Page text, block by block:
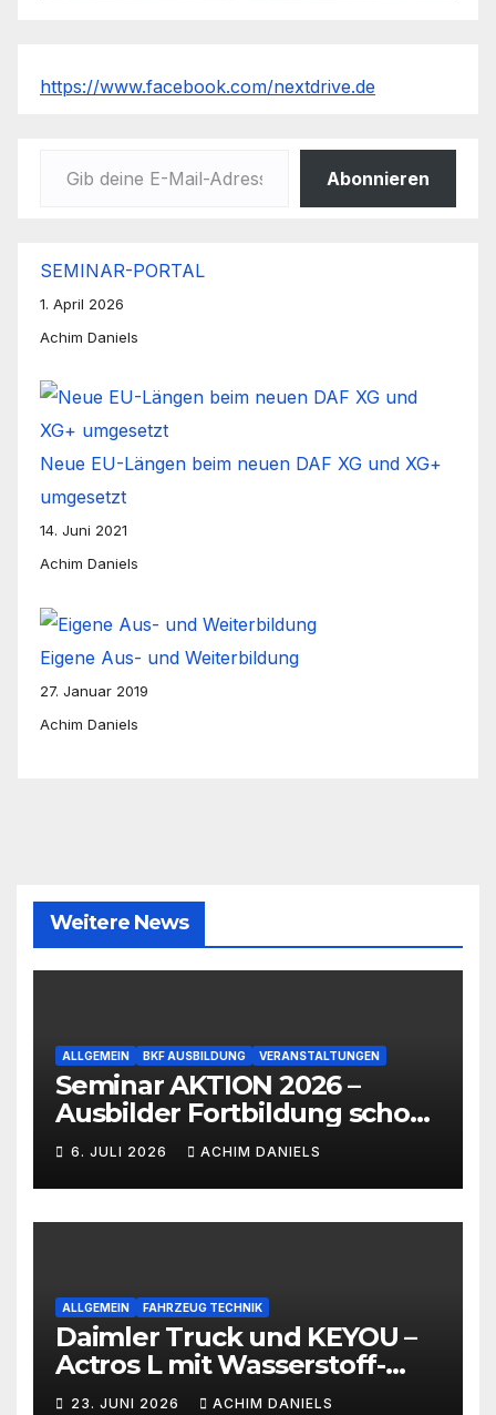
https://www.facebook.com/nextdrive.de
Abonnieren
SEMINAR-PORTAL
1. April 2026
Achim Daniels
Neue EU-Längen beim neuen DAF XG und XG+
umgesetzt
14. Juni 2021
Achim Daniels
Eigene Aus- und Weiterbildung
27. Januar 2019
Achim Daniels
Weitere News
ALLGEMEIN BKF AUSBILDUNG VERANSTALTUNGEN
Seminar AKTION 2026 –
Ausbilder Fortbildung schon
ab 399€!!!
6. JULI 2026 ACHIM DANIELS
ALLGEMEIN FAHRZEUG TECHNIK
Daimler Truck und KEYOU –
Actros L mit Wasserstoff-
Verbrennermotor
23. JUNI 2026 ACHIM DANIELS